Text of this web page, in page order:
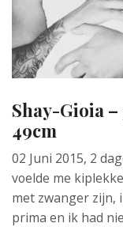
Shay-Gioia –
49cm
02 Juni 2015, 2
voelde me
met zwanger zijn,
prima en ik had